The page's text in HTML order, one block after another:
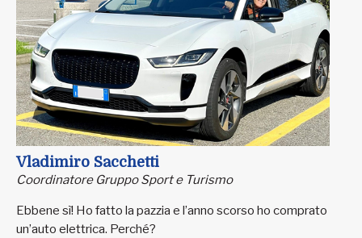
Vladimiro Sacchetti
Coordinatore Gruppo Sport e Turismo
Ebbene sì! Ho fatto la pazzia e l’anno scorso ho comprato
un’auto elettrica. Perché?